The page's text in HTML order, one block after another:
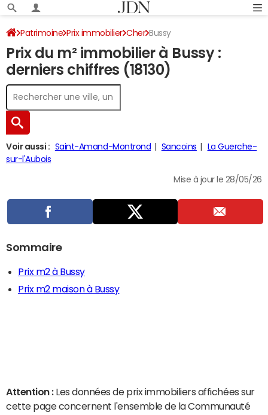
Patrimoine Prix immobilier Cher Bussy
Prix du m² immobilier à Bussy :
derniers chiffres (18130)
Voir aussi : Saint-Amand-Montrond Sancoins
La Guerche-
sur-l'Aubois
Mise à jour le 28/05/26
Sommaire
Prix m2 à Bussy
Prix m2 maison à Bussy
Attention : Les données de prix immobiliers affichées sur
cette page concernent l'ensemble de la Communauté